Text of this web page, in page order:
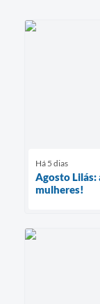
Há 5 dias
Agosto Lilás:
mulheres!